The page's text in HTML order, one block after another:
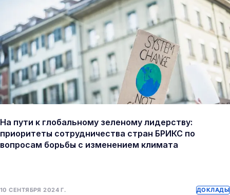
На пути к глобальному зеленому лидерству:
приоритеты сотрудничества стран БРИКС по
вопросам борьбы с изменением климата
10 СЕНТЯБРЯ 2024 Г. ДОКЛАДЫ